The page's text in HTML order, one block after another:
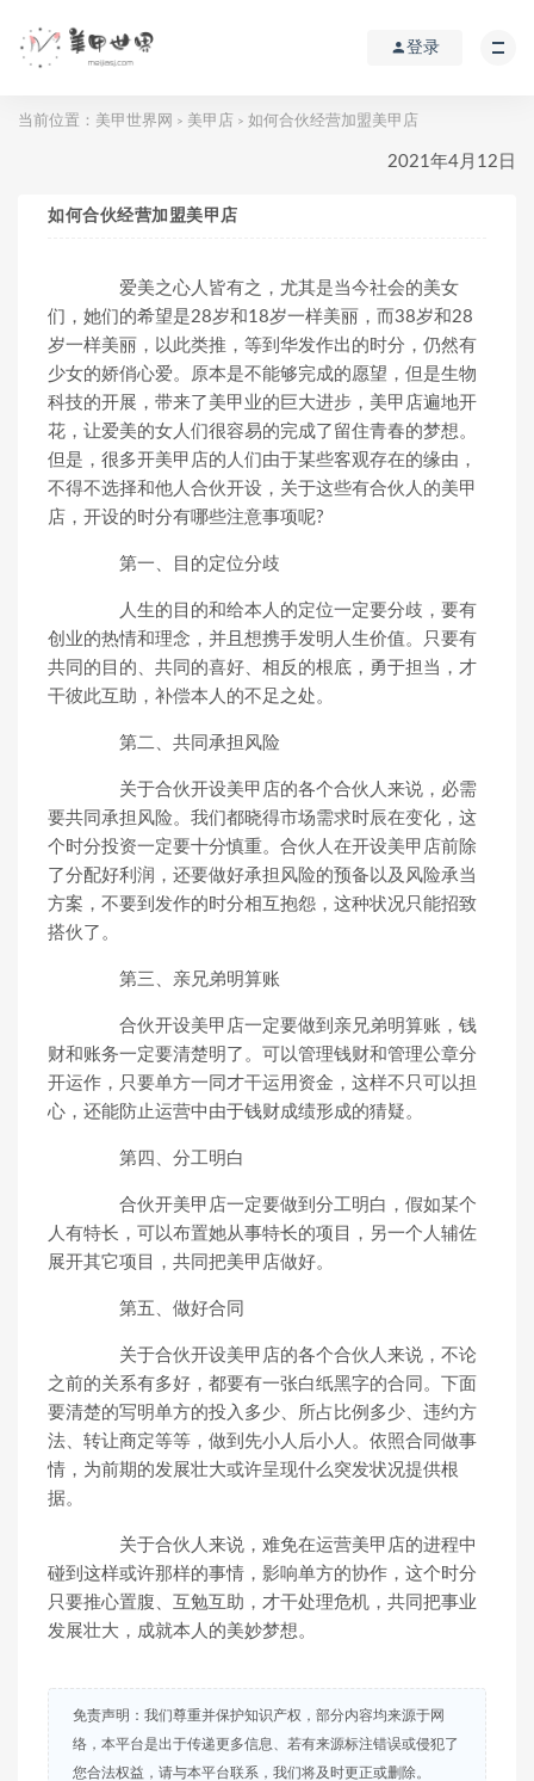
登录
当前位置： 美甲世界网 > 美甲店 > 如何合伙经营加盟美甲店
2021年4月12日
如何合伙经营加盟美甲店
爱美之心人皆有之，尤其是当今社会的美女
们，她们的希望是28岁和18岁一样美丽，而38岁和28
岁一样美丽，以此类推，等到华发作出的时分，仍然有
少女的娇俏心爱。原本是不能够完成的愿望，但是生物
科技的开展，带来了美甲业的巨大进步，美甲店遍地开
花，让爱美的女人们很容易的完成了留住青春的梦想。
但是，很多开美甲店的人们由于某些客观存在的缘由，
不得不选择和他人合伙开设，关于这些有合伙人的美甲
店，开设的时分有哪些注意事项呢?
第一、目的定位分歧
人生的目的和给本人的定位一定要分歧，要有
创业的热情和理念，并且想携手发明人生价值。只要有
共同的目的、共同的喜好、相反的根底，勇于担当，才
干彼此互助，补偿本人的不足之处。
第二、共同承担风险
关于合伙开设美甲店的各个合伙人来说，必需
要共同承担风险。我们都晓得市场需求时辰在变化，这
个时分投资一定要十分慎重。合伙人在开设美甲店前除
了分配好利润，还要做好承担风险的预备以及风险承当
方案，不要到发作的时分相互抱怨，这种状况只能招致
搭伙了。
第三、亲兄弟明算账
合伙开设美甲店一定要做到亲兄弟明算账，钱
财和账务一定要清楚明了。可以管理钱财和管理公章分
开运作，只要单方一同才干运用资金，这样不只可以担
心，还能防止运营中由于钱财成绩形成的猜疑。
第四、分工明白
合伙开美甲店一定要做到分工明白，假如某个
人有特长，可以布置她从事特长的项目，另一个人辅佐
展开其它项目，共同把美甲店做好。
第五、做好合同
关于合伙开设美甲店的各个合伙人来说，不论
之前的关系有多好，都要有一张白纸黑字的合同。下面
要清楚的写明单方的投入多少、所占比例多少、违约方
法、转让商定等等，做到先小人后小人。依照合同做事
情，为前期的发展壮大或许呈现什么突发状况提供根
据。
关于合伙人来说，难免在运营美甲店的进程中
碰到这样或许那样的事情，影响单方的协作，这个时分
只要推心置腹、互勉互助，才干处理危机，共同把事业
发展壮大，成就本人的美妙梦想。
免责声明：我们尊重并保护知识产权，部分内容均来源于网
络，本平台是出于传递更多信息、若有来源标注错误或侵犯了
您合法权益，请与本平台联系，我们将及时更正或删除。